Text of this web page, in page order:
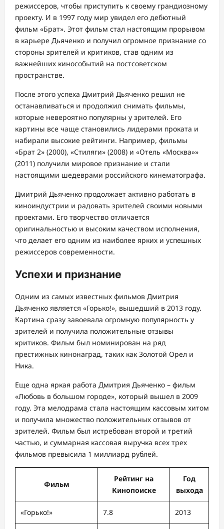
режиссеров, чтобы приступить к своему грандиозному
проекту. И в 1997 году мир увидел его дебютный
фильм «Брат». Этот фильм стал настоящим прорывом
в карьере Дьяченко и получил огромное признание со
стороны зрителей и критиков, став одним из
важнейших кинособытий на постсоветском
пространстве.
После этого успеха Дмитрий Дьяченко решил не
останавливаться и продолжил снимать фильмы,
которые невероятно популярны у зрителей. Его
картины все чаще становились лидерами проката и
набирали высокие рейтинги. Например, фильмы
«Брат 2» (2000), «Стиляги» (2008) и «Отель «Москва»»
(2011) получили мировое признание и стали
настоящими шедеврами российского кинематографа.
Дмитрий Дьяченко продолжает активно работать в
киноиндустрии и радовать зрителей своими новыми
проектами. Его творчество отличается
оригинальностью и высоким качеством исполнения,
что делает его одним из наиболее ярких и успешных
режиссеров современности.
Успехи и признание
Одним из самых известных фильмов Дмитрия
Дьяченко является «Горько!», вышедший в 2013 году.
Картина сразу завоевала огромную популярность у
зрителей и получила положительные отзывы
критиков. Фильм был номинирован на ряд
престижных кинонаград, таких как Золотой Орел и
Ника.
Еще одна яркая работа Дмитрия Дьяченко – фильм
«Любовь в большом городе», который вышел в 2009
году. Эта мелодрама стала настоящим кассовым хитом
и получила множество положительных отзывов от
зрителей. Фильм был истребован второй и третий
частью, и суммарная кассовая выручка всех трех
фильмов превысила 1 миллиард рублей.
Фильм
Рейтинг на
Кинопоиске
Год
выхода
«Горько!» 7.8 2013